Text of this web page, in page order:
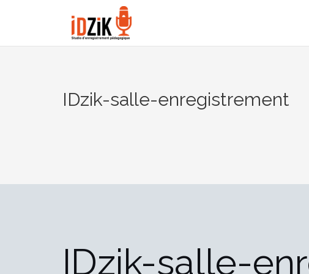
IDzik-salle-enregistrement
IDzik-salle-